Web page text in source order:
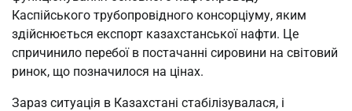
Каспійського трубопровідного консорціуму, яким
здійснюється експорт казахстанської нафти. Це
спричинило перебої в постачанні сировини на світовий
ринок, що позначилося на цінах.
Зараз ситуація в Казахстані стабілізувалася, і